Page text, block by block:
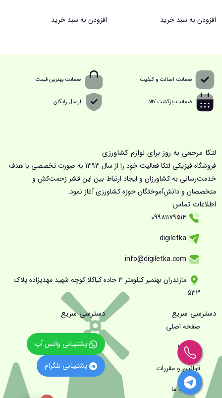
افزودن به سبد خرید افزودن به سبد خرید
ضمانت اصالت و کیفیت ضمانت بهترین قیمت
ضمانت بازگشت کالا ارسال رایگان
لتکا مرجعی به روز برای لوازم کشاورزی
فروشگاه فیزیکی لتکا فعالیت خود را از سال 1393 به صورت تخصصی با هدف
خدمت‌رسانی به کشاورزان و ایجاد ارتباط بین این قشر زحمت‌کش و
متخصصان و دانش‌آموختگان حوزه کشاورزی آغاز نمود.
اطلاعات تماس
مازندران بهنمیر کیلومتر ۳ جاده کیاکلا کوچه شهید مهدیزاده پلاک
۵۳۳
دسترسی سریع
صفحه اصلی
درباره ما
قوانین و مقررات
تماس با ما
دسترسی سریع